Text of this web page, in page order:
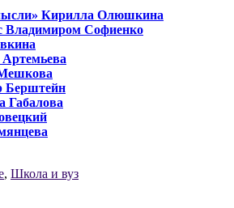
Кирилла Олюшкина
Владимиром Софиенко
Берштейн
Габалова
, Школа и вуз